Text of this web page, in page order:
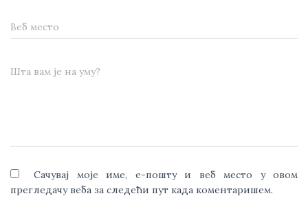
Веб место
Шта вам је на уму?
Сачувај моје име, е-пошту и веб место у овом
прегледачу веба за следећи пут када коментаришем.